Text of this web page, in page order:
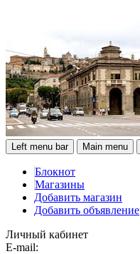
Left menu bar Main menu
Блокнот
Магазины
Добавить магазин
Добавить объявление
Личный кабинет
E-mail: